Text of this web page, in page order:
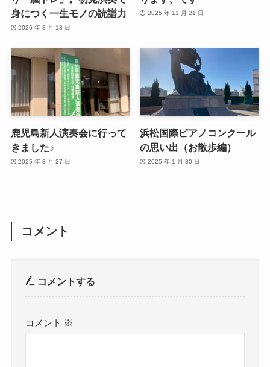
身につく一生モノの読譜力
2026 年 3 月 13 日
2025 年 11 月 21 日
鹿児島新人演奏会に行って
きました♪
2025 年 3 月 27 日
浜松国際ピアノコンクール
の思い出（お散歩編）
2025 年 1 月 30 日
コメント
コメントする
コメント ※